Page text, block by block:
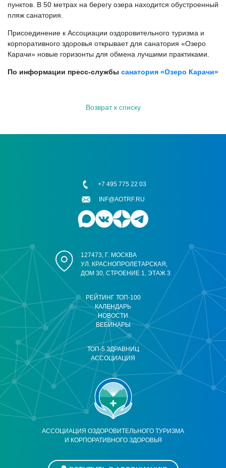
пунктов. В 50 метрах на берегу озера находится обустроенный
пляж санатория.
Присоединение к Ассоциации оздоровительного туризма и
корпоративного здоровья открывает для санатория «Озеро
Карачи» новые горизонты для обмена лучшими практиками.
По информации пресс-службы санатория «Озеро Карачи»
Возврат к списку
АССОЦИАЦИЯ ОЗДОРОВИТЕЛЬНОГО ТУРИЗМА
И КОРПОРАТИВНОГО ЗДОРОВЬЯ
РЕЙТИНГ ТОП-100
КАЛЕНДАРЬ
НОВОСТИ
ВЕБИНАРЫ
ТОП-5 ЗДРАВНИЦ
АССОЦИАЦИЯ
127473, Г. МОСКВА
УЛ. КРАСНОПРОЛЕТАРСКАЯ,
ДОМ 30, СТРОЕНИЕ 1, ЭТАЖ 3
+7 495 775 22 03
INF@AOTRF.RU